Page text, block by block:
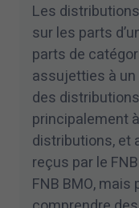
Les
sur les parts
parts de
assujetties à
des
principalement
distributions, et
reçus par le
FNB BMO,